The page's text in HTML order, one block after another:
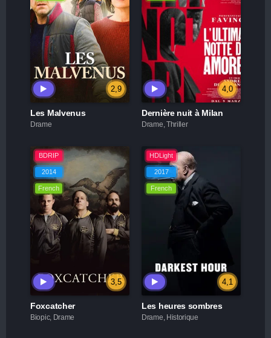
2,9
Les Malvenus
Drame
4,0
Dernière nuit à Milan
Drame, Thriller
BDRIP
2014
French
3,5
Foxcatcher
Biopic, Drame
HDLight
2017
French
4,1
Les heures sombres
Drame, Historique